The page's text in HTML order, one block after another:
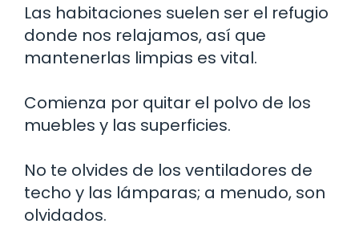
Las habitaciones suelen ser el refugio
donde nos relajamos, así que
mantenerlas limpias es vital.
Comienza por quitar el polvo de los
muebles y las superficies.
No te olvides de los ventiladores de
techo y las lámparas; a menudo, son
olvidados.